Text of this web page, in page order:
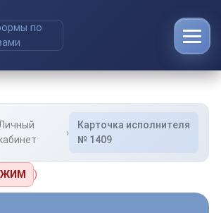
Карточка исполнителя
№ 1409
)